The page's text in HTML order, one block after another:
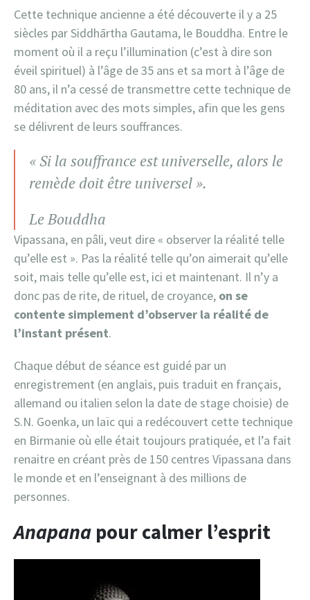
Cette technique ancienne a été découverte il y a 25
siècles par Siddhārtha Gautama, le Bouddha. Entre le
moment où il a reçu l’illumination (c’est à dire son
éveil spirituel) à l’âge de 35 ans et sa mort à l’âge de
80 ans, il n’a cessé de transmettre cette technique de
méditation avec des mots simples, afin que les gens
se délivrent de leurs souffrances.
« Si la souffrance est universelle, alors le
remède doit être universel ».
Le Bouddha
Vipassana, en pâli, veut dire « observer la réalité telle
qu’elle est ». Pas la réalité telle qu’on aimerait qu’elle
soit, mais telle qu’elle est, ici et maintenant. Il n’y a
donc pas de rite, de rituel, de croyance, on se
contente simplement d’observer la réalité de
l’instant présent.
Chaque début de séance est guidé par un
enregistrement (en anglais, puis traduit en français,
allemand ou italien selon la date de stage choisie) de
S.N. Goenka, un laïc qui a redécouvert cette technique
en Birmanie où elle était toujours pratiquée, et l’a fait
renaitre en créant près de 150 centres Vipassana dans
le monde et en l’enseignant à des millions de
personnes.
Anapana pour calmer l’esprit